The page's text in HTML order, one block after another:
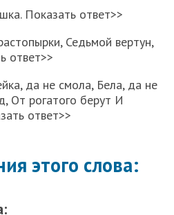
Показать ответ>>
Седьмой вертун,
ответ>>
да не смола, Бела, да не
От рогатого берут И
ответ>>
этого слова: